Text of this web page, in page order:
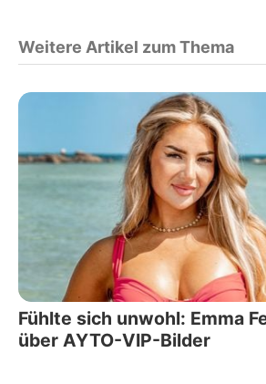
Weitere Artikel zum Thema
Fühlte sich unwohl: Emma
über AYTO-VIP-Bilder